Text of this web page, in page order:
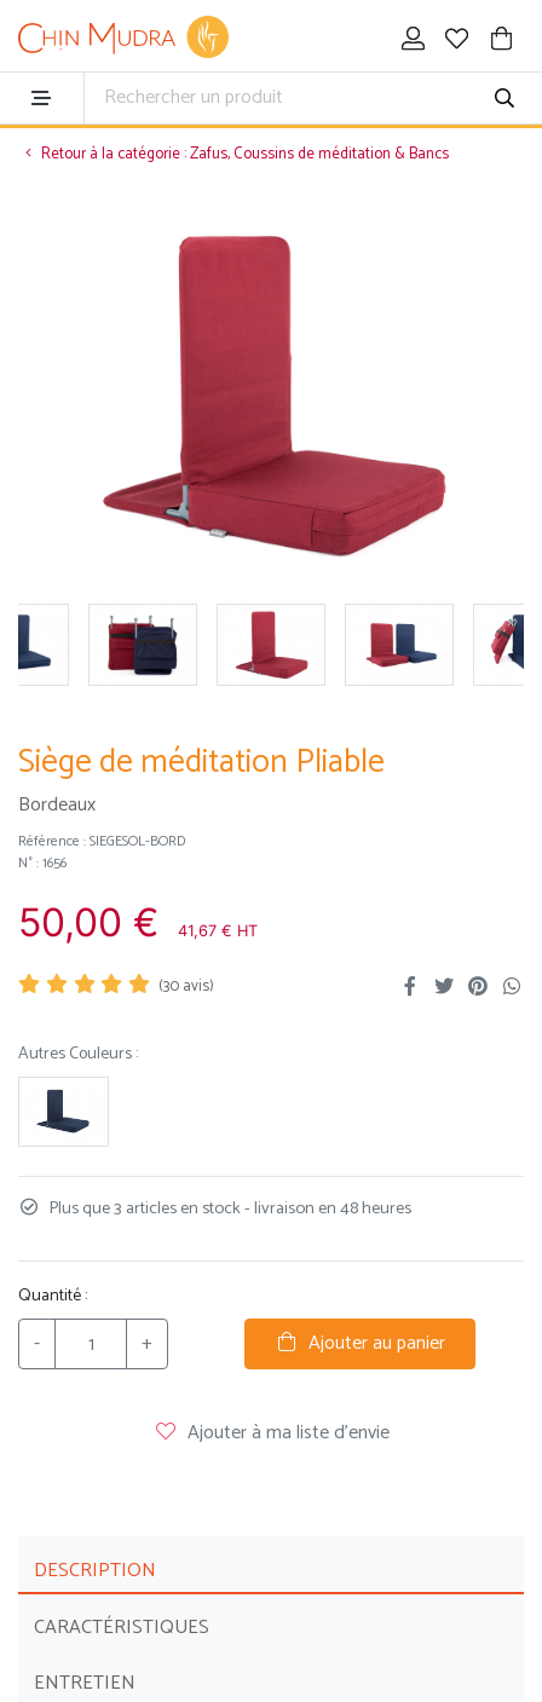
Retour à la catégorie : Zafus, Coussins de méditation & Bancs
Siège de méditation Pliable
Bordeaux
Référence :SIEGESOL-BORD
N° : 1656
50,00 € 41,67 € HT
(30avis)
Autres Couleurs :
Plus que 3 articles en stock - livraison en 48 heures
Quantité :
- + Ajouter au panier
Ajouter à ma liste d'envie
DESCRIPTION
CARACTÉRISTIQUES
ENTRETIEN